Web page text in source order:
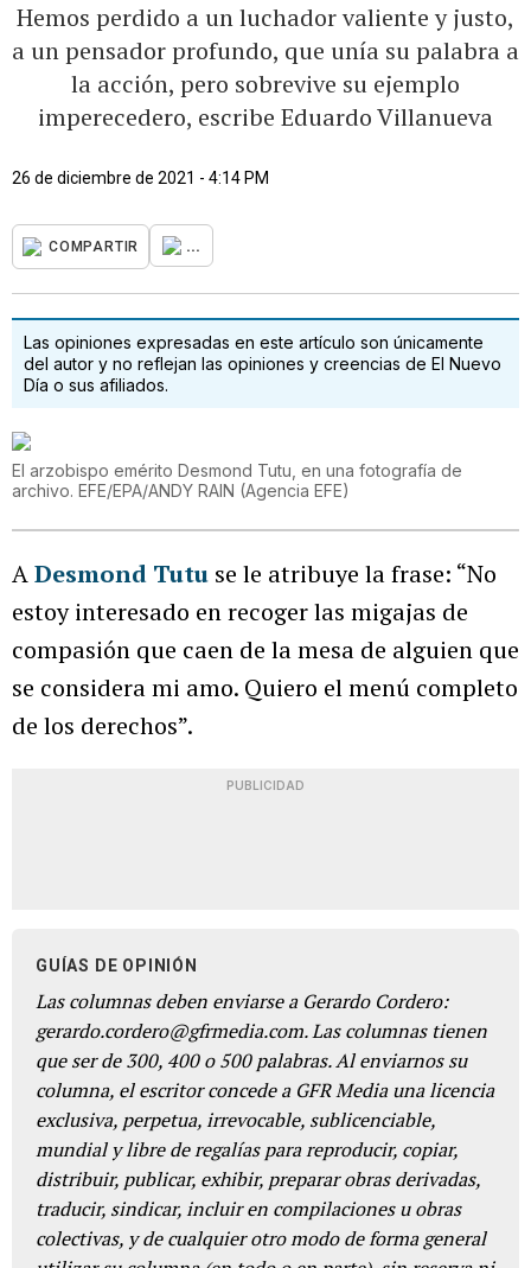
Hemos perdido a un luchador valiente y justo,
a un pensador profundo, que unía su palabra a
la acción, pero sobrevive su ejemplo
imperecedero, escribe Eduardo Villanueva
26 de diciembre de 2021 - 4:14 PM
COMPARTIR ...
Las opiniones expresadas en este artículo son únicamente
del autor y no reflejan las opiniones y creencias de El Nuevo
Día o sus afiliados.
El arzobispo emérito Desmond Tutu, en una fotografía de
archivo. EFE/EPA/ANDY RAIN (Agencia EFE)
ADesmond Tutu se le atribuye la frase: “No
estoy interesado en recoger las migajas de
compasión que caen de la mesa de alguien que
se considera mi amo. Quiero el menú completo
de los derechos”.
PUBLICIDAD
GUÍAS DE OPINIÓN
Las columnas deben enviarse a Gerardo Cordero:
gerardo.cordero@gfrmedia.com. Las columnas tienen
que ser de 300, 400 o 500 palabras. Al enviarnos su
columna, el escritor concede a GFR Media una licencia
exclusiva, perpetua, irrevocable, sublicenciable,
mundial y libre de regalías para reproducir, copiar,
distribuir, publicar, exhibir, preparar obras derivadas,
traducir, sindicar, incluir en compilaciones u obras
colectivas, y de cualquier otro modo de forma general